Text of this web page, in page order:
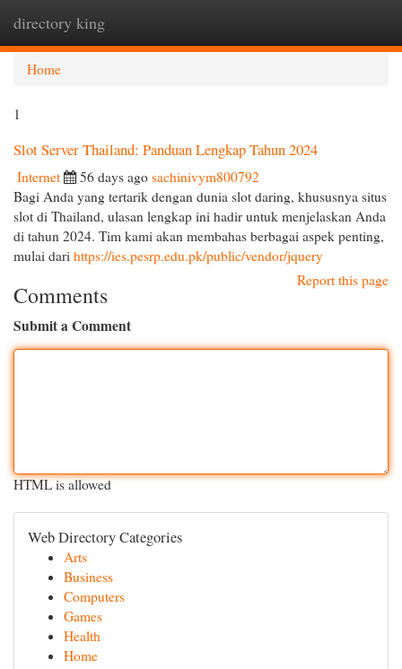
directory king
Home
1
Slot Server Thailand: Panduan Lengkap Tahun 2024
Internet 56 days ago sachinivym800792
Bagi Anda yang tertarik dengan dunia slot daring, khususnya situs
slot di Thailand, ulasan lengkap ini hadir untuk menjelaskan Anda
di tahun 2024. Tim kami akan membahas berbagai aspek penting,
mulai dari https://ies.pesrp.edu.pk/public/vendor/jquery
Report this page
Comments
Submit a Comment
HTML is allowed
Web Directory Categories
Arts
Business
Computers
Games
Health
Home